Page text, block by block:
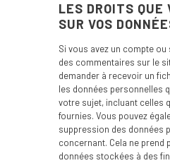
LES DROITS QUE
SUR VOS
Si vous avez un compte
des commentaires sur le
demander à recevoir un
les données personnelles
votre sujet, incluant celles
fournies. Vous pouvez
suppression des données
concernant. Cela ne prend
données stockées à des